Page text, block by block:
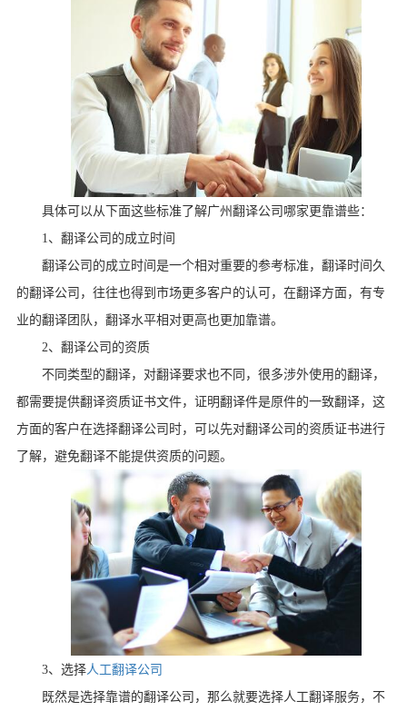
具体可以从下面这些标准了解广州翻译公司哪家更靠谱些：
1 、翻译公司的成立时间
翻译公司的成立时间是一个相对重要的参考标准，翻译时间久
的翻译公司，往往也得到市场更多客户的认可，在翻译方面，有专
业的翻译团队，翻译水平相对更高也更加靠谱。
2、翻译公司的资质
不同类型的翻译，对翻译要求也不同，很多涉外使用的翻译，
都需要提供翻译资质证书文件，证明翻译件是原件的一致翻译，这
方面的客户在选择翻译公司时，可以先对翻译公司的资质证书进行
了解，避免翻译不能提供资质的问题。
3、选择人工翻译公司
既然是选择靠谱的翻译公司，那么就要选择人工翻译服务，不